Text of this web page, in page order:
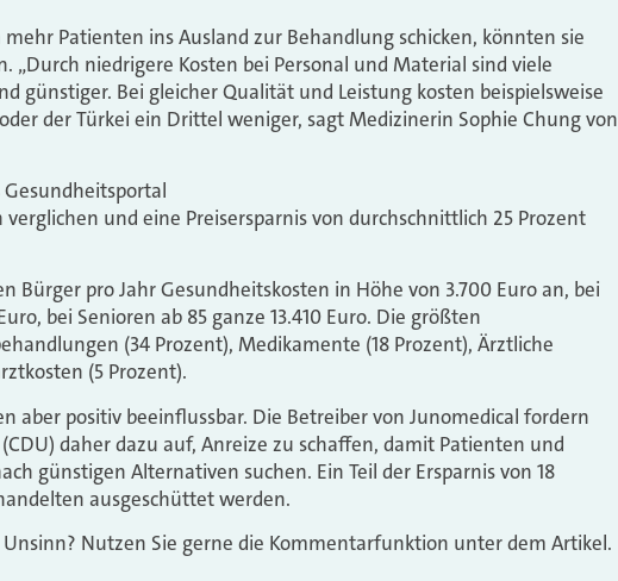
Patienten ins Ausland zur Behandlung schicken, könnten sie
„Durch niedrigere Kosten bei Personal und Material sind viele
günstiger. Bei gleicher Qualität und Leistung kosten beispielsweise
der Türkei ein Drittel weniger, sagt Medizinerin Sophie Chung von
verglichen und eine Preisersparnis von durchschnittlich 25 Prozent
Bürger pro Jahr Gesundheitskosten in Höhe von 3.700 Euro an, bei
bei Senioren ab 85 ganze 13.410 Euro. Die größten
(34 Prozent), Medikamente (18 Prozent), Ärztliche
(5 Prozent).
aber positiv beeinflussbar. Die Betreiber von Junomedical fordern
daher dazu auf, Anreize zu schaffen, damit Patienten und
günstigen Alternativen suchen. Ein Teil der Ersparnis von 18
ausgeschüttet werden.
Nutzen Sie gerne die Kommentarfunktion unter dem Artikel.